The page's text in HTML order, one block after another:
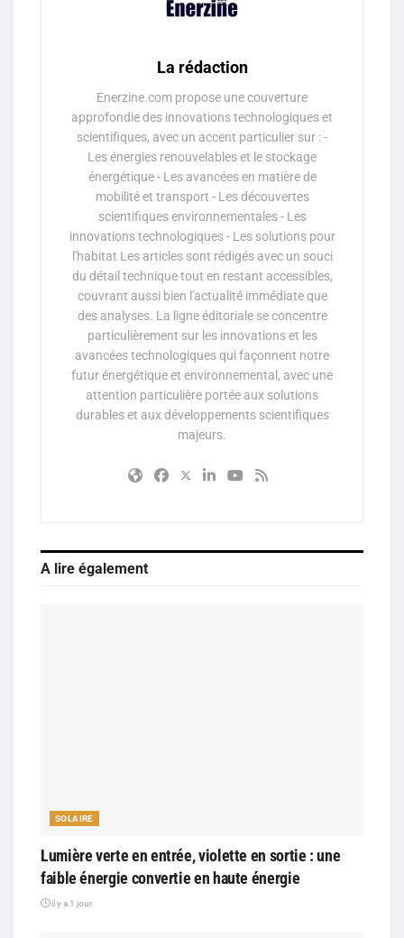
La rédaction
Enerzine.com propose une couverture
approfondie des innovations technologiques et
scientifiques, avec un accent particulier sur : -
Les énergies renouvelables et le stockage
énergétique - Les avancées en matière de
mobilité et transport - Les découvertes
scientifiques environnementales - Les
innovations technologiques - Les solutions pour
l'habitat Les articles sont rédigés avec un souci
du détail technique tout en restant accessibles,
couvrant aussi bien l'actualité immédiate que
des analyses. La ligne éditoriale se concentre
particulièrement sur les innovations et les
avancées technologiques qui façonnent notre
futur énergétique et environnemental, avec une
attention particulière portée aux solutions
durables et aux développements scientifiques
majeurs.
A lire également
SOLAIRE
Lumière verte en entrée, violette en sortie : une
faible énergie convertie en haute énergie
il y a 1 jour